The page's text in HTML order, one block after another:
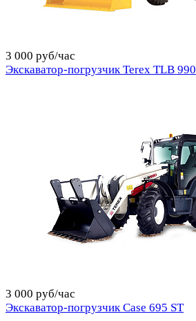
3 000 руб/час
Экскаватор-погрузчик Terex TLB 990
3 000 руб/час
Экскаватор-погрузчик Case 695 ST